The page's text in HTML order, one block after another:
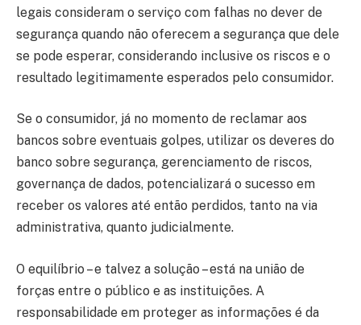
legais consideram o serviço com falhas no dever de
segurança quando não oferecem a segurança que dele
se pode esperar, considerando inclusive os riscos e o
resultado legitimamente esperados pelo consumidor.
Se o consumidor, já no momento de reclamar aos
bancos sobre eventuais golpes, utilizar os deveres do
banco sobre segurança, gerenciamento de riscos,
governança de dados, potencializará o sucesso em
receber os valores até então perdidos, tanto na via
administrativa, quanto judicialmente.
O equilíbrio – e talvez a solução – está na união de
forças entre o público e as instituições. A
responsabilidade em proteger as informações é da